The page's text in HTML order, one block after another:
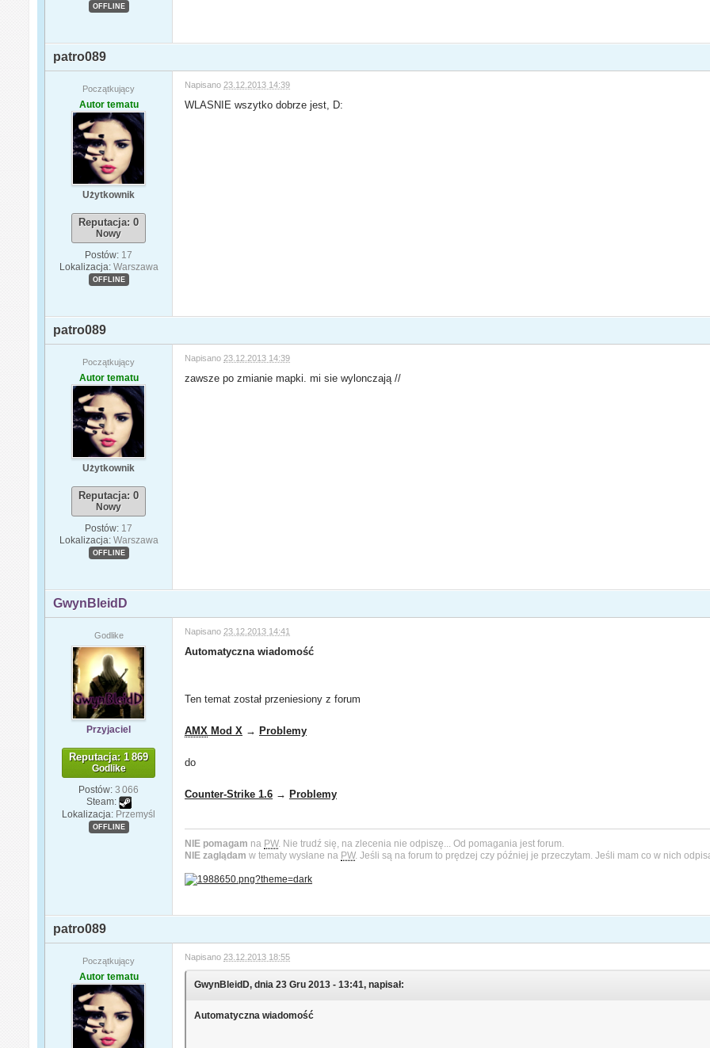
OFFLINE
patro089
Początkujący
Autor tematu
Użytkownik
Reputacja: 0
Nowy
Postów: 17
Lokalizacja: Warszawa
OFFLINE
Napisano 23.12.2013 14:39
WLASNIE wszytko dobrze jest, D:
patro089
Początkujący
Autor tematu
Użytkownik
Reputacja: 0
Nowy
Postów: 17
Lokalizacja: Warszawa
OFFLINE
Napisano 23.12.2013 14:39
zawsze po zmianie mapki. mi sie wylonczają //
GwynBleidD
Godlike
Przyjaciel
Reputacja: 1 869
Godlike
Postów: 3 066
Steam:
Lokalizacja: Przemyśl
OFFLINE
Napisano 23.12.2013 14:41
Automatyczna wiadomość
Ten temat został przeniesiony z forum
AMX Mod X →Problemy
do
Counter-Strike 1.6 →Problemy
NIE pomagam na PW. Nie trudź się, na zlecenia nie odpiszę... Od pomagania jest forum.
NIE zaglądam w tematy wysłane na PW. Jeśli są na forum to prędzej czy później je przeczytam. Jeśli mam co w nich
patro089
Początkujący
Autor tematu
Napisano23.12.2013 18:55
GwynBleidD, dnia 23 Gru 2013 - 13:41, napisał:
Automatyczna wiadomość